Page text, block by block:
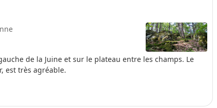
de la Juine et sur le plateau entre les champs. Le
est très agréable.